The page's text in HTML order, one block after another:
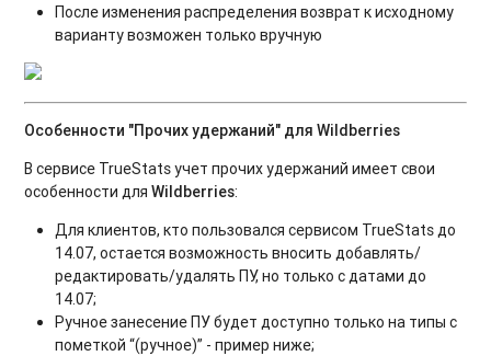
После изменения распределения возврат к исходному
варианту возможен только вручную
Особенности "Прочих удержаний" для Wildberries
В сервисе TrueStats учет прочих удержаний имеет свои
особенности дляWildberries:
Для клиентов, кто пользовался сервисом TrueStats до
14.07, остается возможность вносить добавлять/
редактировать/удалять ПУ, но только с датами до
14.07;
Ручное занесение ПУ будет доступно только на типы с
пометкой “(ручное)” - пример ниже;